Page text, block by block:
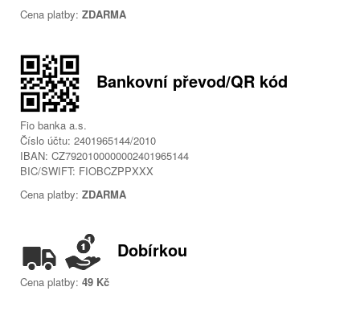
Cena platby: ZDARMA
Bankovní převod/QR kód
Fio banka a.s.
Číslo účtu: 2401965144/2010
IBAN: CZ7920100000002401965144
BIC/SWIFT: FIOBCZPPXXX
Cena platby: ZDARMA
Dobírkou
Cena platby: 49 Kč